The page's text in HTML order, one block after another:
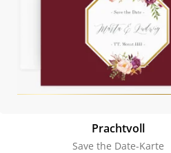
Prachtvoll
Save the Date-Karte